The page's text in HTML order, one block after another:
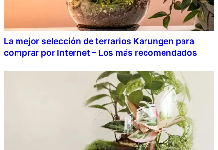
La mejor selección de terrarios Karungen para
comprar por Internet – Los más recomendados